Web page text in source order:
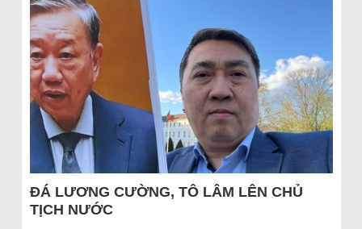
ĐÁ LƯƠNG CƯỜNG, TÔ LÂM LÊN CHỦ
TỊCH NƯỚC